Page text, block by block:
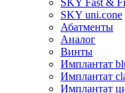
SKY Fast &
SKY uni.cone
Абатменты
Аналог
Винты
Имплантат
Имплантат
Имплантат